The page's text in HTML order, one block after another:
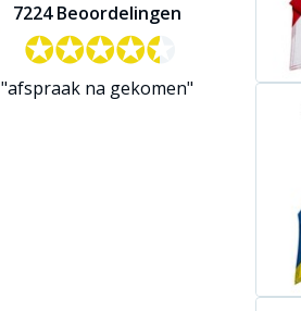
7224 Beoordelingen
✪✪✪✪✪
✪✪✪✪✪
"afspraak na gekomen"